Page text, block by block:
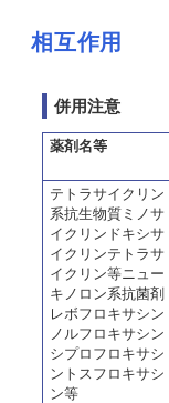
相互作用
併用注意
薬剤名等
テトラサイクリン
系抗生物質ミノサ
イクリンドキシサ
イクリンテトラサ
イクリン等ニュー
キノロン系抗菌剤
レボフロキサシン
ノルフロキサシン
シプロフロキサシ
ントスフロキサシ
ン等